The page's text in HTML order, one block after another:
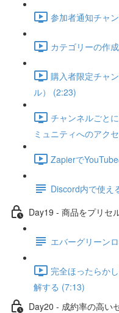
参加者通知チャ
カテゴリーの作
購入者限定チャ
ル） (2:23)
チャンネルごと
ミュニティへのアク
Zapierで
Discord内で使え
Day19 - 商品をプリセ
エバーグリーン
完全ほったらか
解する (7:13)
Day20 - 成約率の高い